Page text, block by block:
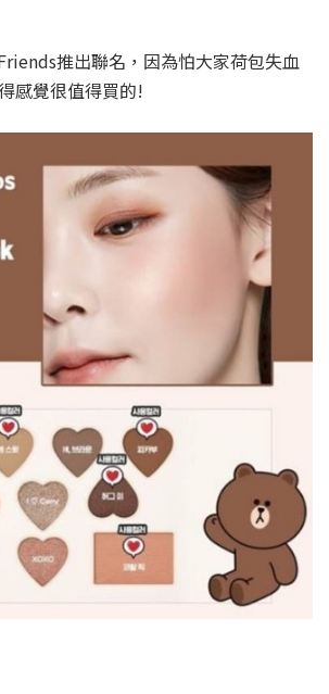
推出聯名，因為怕大家荷包失血
感覺很值得買的!